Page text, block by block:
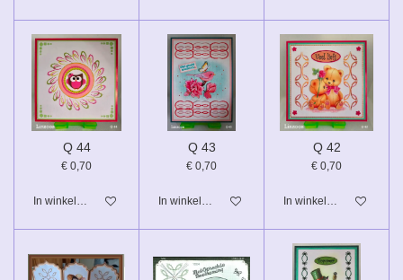
Q 44
€ 0,70
In winkelwagen
Q 43
€ 0,70
In winkelwagen
Q 42
€ 0,70
In winkelwagen